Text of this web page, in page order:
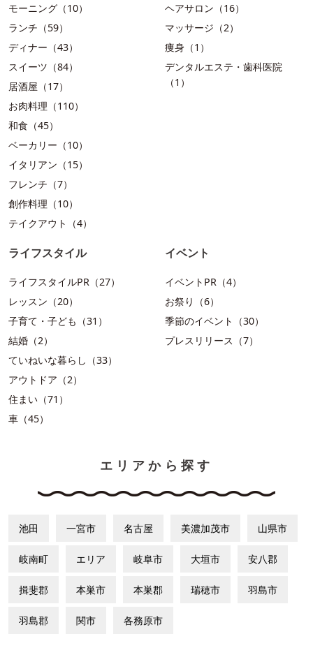
モーニング（10）
ランチ（59）
ディナー（43）
スイーツ（84）
居酒屋（17）
お肉料理（110）
和食（45）
ベーカリー（10）
イタリアン（15）
フレンチ（7）
創作料理（10）
テイクアウト（4）
ヘアサロン（16）
マッサージ（2）
痩身（1）
デンタルエステ・歯科医院
（1）
ライフスタイル
ライフスタイルPR（27）
レッスン（20）
子育て・子ども（31）
結婚（2）
ていねいな暮らし（33）
アウトドア（2）
住まい（71）
車（45）
イベント
イベントPR（4）
お祭り（6）
季節のイベント（30）
プレスリリース（7）
エリアから探す
池田 一宮市 名古屋 美濃加茂市 山県市
岐南町 エリア 岐阜市 大垣市 安八郡
揖斐郡 本巣市 本巣郡 瑞穂市 羽島市
羽島郡 関市 各務原市